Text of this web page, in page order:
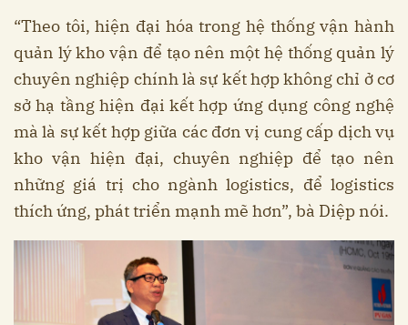
“Theo tôi, hiện đại hóa trong hệ thống vận hành
quản lý kho vận để tạo nên một hệ thống quản lý
chuyên nghiệp chính là sự kết hợp không chỉ ở cơ
sở hạ tầng hiện đại kết hợp ứng dụng công nghệ
mà là sự kết hợp giữa các đơn vị cung cấp dịch vụ
kho vận hiện đại, chuyên nghiệp để tạo nên
những giá trị cho ngành logistics, để logistics
thích ứng, phát triển mạnh mẽ hơn”, bà Diệp nói.